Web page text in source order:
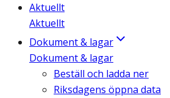
Aktuellt
Aktuellt
Dokument & lagar
Dokument & lagar
Beställ och ladda ner
Riksdagens öppna data